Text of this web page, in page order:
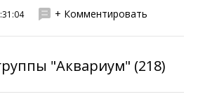
+ Комментировать
"Аквариум" (218)